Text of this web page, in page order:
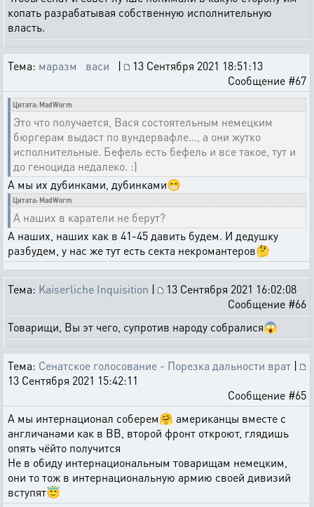
копать разрабатывая собственную исполнительную
власть.
Тема: маразм васи |
13 Сентября 2021 18:51:13
Сообщение #67
Цитата: MadWorm
Это что получается, Вася состоятельным немецким
бюргерам выдаст по вундервафле..., а они жутко
исполнительные. Бефель есть бефель и все такое, тут и
до геноцида недалеко. :)
А мы их дубинками, дубинками😁
Цитата: MadWorm
А наших в каратели не берут?
А наших, наших как в 41-45 давить будем. И дедушку
разбудем, у нас же тут есть секта некромантеров🤔
Тема: Kaiserliche Inquisition |
13 Сентября 2021 16:02:08
Сообщение #66
Товарищи, Вы эт чего, супротив народу собралися😱
Тема: Сенатское голосование - Порезка дальности врат |
13 Сентября 2021 15:42:11
Сообщение #65
А мы интернационал соберем🤗 американцы вместе с
англичанами как в ВВ, второй фронт откроют, глядишь
опять чёйто получится
Не в обиду интернациональным товарищам немецким,
они то тож в интернациональную армию своей дивизий
вступят😇